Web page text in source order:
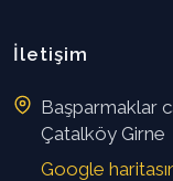
İletişim
Başparmaklar
Çatalköy Girne
Google